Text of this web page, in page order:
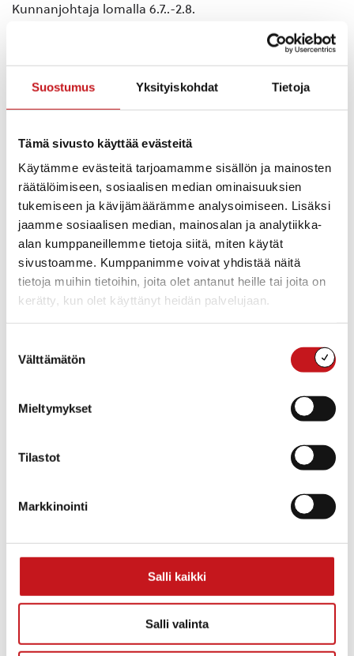
Suostumus Yksityiskohdat Tietoja
Tämä sivusto käyttää evästeitä
Käytämme evästeitä tarjoamamme sisällön ja mainosten
räätälöimiseen, sosiaalisen median ominaisuuksien
tukemiseen ja kävijämäärämme analysoimiseen. Lisäksi
jaamme sosiaalisen median, mainosalan ja analytiikka-
alan kumppaneillemme tietoja siitä, miten käytät
sivustoamme. Kumppanimme voivat yhdistää näitä
tietoja muihin tietoihin, joita olet antanut heille tai joita on
kerätty, kun olet käyttänyt heidän palvelujaan.
valinta
Välttämätön
Mieltymykset
Tilastot
Markkinointi
Salli kaikki
Salli valinta
Kunnanjohtaja lomalla 6.7..-2.8.
Tekninen johtaja lomalla 1.-5.7.2026
rakennustarkastajan lomat löytyvät täältä Johtoryhmän
työ-/päivystysajat heinäkuussa – Rautalampi.fi